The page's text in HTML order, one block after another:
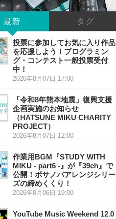
最新 タグ
投票に参加してお気に入り作品
を応援しよう！プログラミン
グ・コンテスト一般投票受付
中！
2026年8月07日 17:00
「令和8年熊本地震」復興支援
企画実施のお知らせ
（HATSUNE MIKU CHARITY
PROJECT）
2026年8月07日 12:00
作業用BGM『STUDY WITH
MIKU - part6 -』が『39ch』で
公開！ボサノバアレンジシリー
ズの締めくくり！
2026年8月06日 19:00
YouTube Music Weekend 12.0